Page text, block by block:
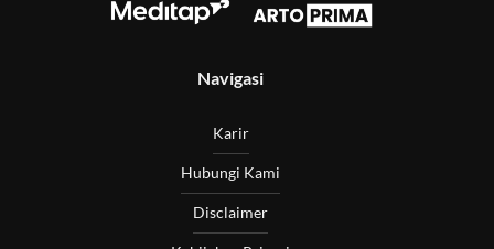
Navigasi
Karir
Hubungi Kami
Disclaimer